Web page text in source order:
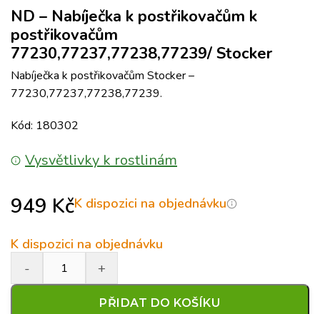
ND – Nabíječka k postřikovačům k
postřikovačům
77230,77237,77238,77239/ Stocker
Nabíječka k postřikovačům Stocker –
77230,77237,77238,77239.
Kód: 180302
Vysvětlivky k rostlinám
949 KčK dispozici na objednávku
K dispozici na objednávku
PŘIDAT DO KOŠÍKU